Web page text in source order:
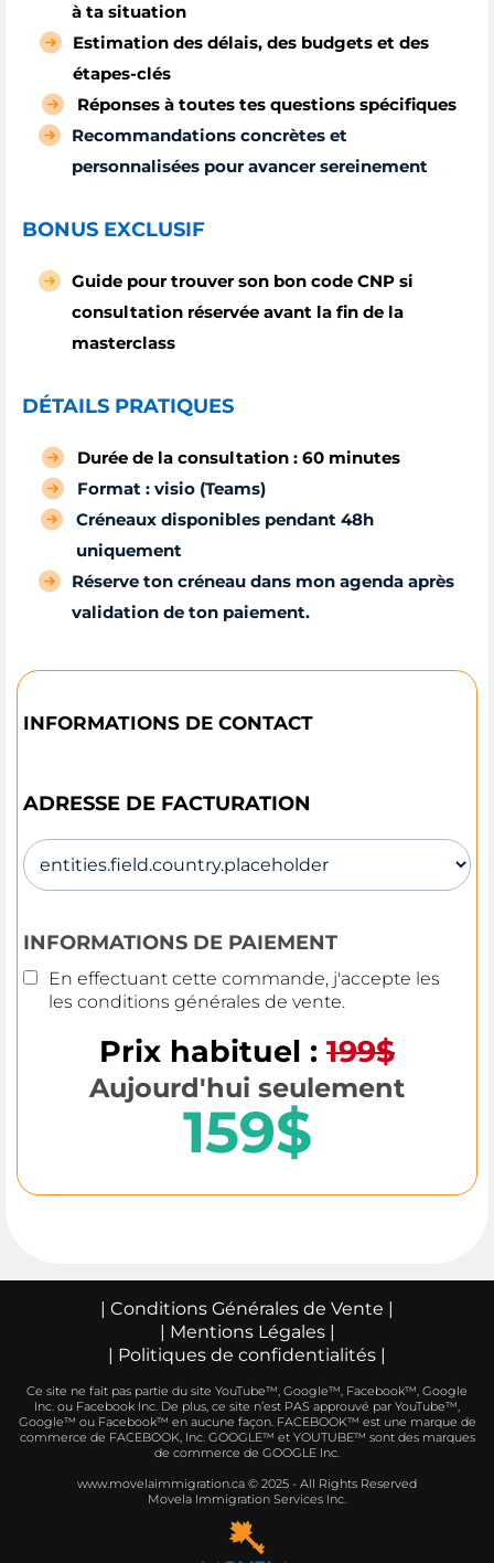
à ta situation
Estimation des délais, des budgets et des
étapes-clés
Réponses à toutes tes questions spécifiques
Recommandations concrètes et
personnalisées pour avancer sereinement
BONUS EXCLUSIF
Guide pour trouver son bon code CNP si
consultation réservée avant la fin de la
masterclass
DÉTAILS PRATIQUES
Durée de la consultation : 60 minutes
Format : visio (Teams)
Créneaux disponibles pendant 48h
uniquement
Réserve ton créneau dans mon agenda après
validation de ton paiement.
INFORMATIONS DE CONTACT
ADRESSE DE FACTURATION
INFORMATIONS DE PAIEMENT
En effectuant cette commande, j'accepte les
les conditions générales de vente.
Prix habituel : 199$
Aujourd'hui seulement
159$
| Conditions Générales de Vente |
| Mentions Légales|
| Politiques de confidentialités |
Ce site ne fait pas partie du site YouTube™, Google™, Facebook™, Google
Inc. ou Facebook Inc. De plus, ce site n’est PAS approuvé par YouTube™,
Google™ ou Facebook™ en aucune façon. FACEBOOK™ est une marque de
commerce de FACEBOOK, Inc. GOOGLE™ et YOUTUBE™ sont des marques
de commerce de GOOGLE Inc.
www.movelaimmigration.ca © 2025 - All Rights Reserved
Movela Immigration Services Inc.